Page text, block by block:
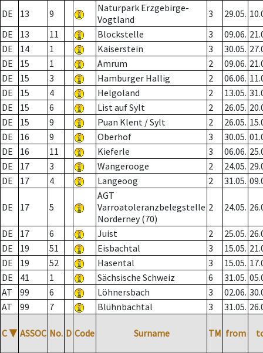
DE 13 9
Naturpark Erzgebirge-
Vogtland
3 29.05.
DE
13 11 Blockstelle 3 09.06.
DE
14 1 Kaiserstein 3 30.05.
DE
15 1 Amrum 2 09.06.
DE
15 3 Hamburger Hallig 2 06.06.
DE
15 4 Helgoland 2 13.05.
DE
15 6 List auf Sylt 2 26.05.
DE
15 9 Puan Klent / Sylt 2 26.05.
DE
16 9 Oberhof 3 30.05.
DE
16 11 Kieferle 3 06.06.
DE
17 3 Wangerooge 2 24.05.
DE
17 4 Langeoog 2 31.05.
DE 17 5
AGT
Varroatoleranzbelegstelle
Norderney (70)
2 24.05.
DE 17 6 Juist 2 25.05.
DE
19 51 Eisbachtal 3 15.05.
DE
19 52 Hasental 3 15.05.
DE
41 1 Sächsische Schweiz 6 31.05.
AT
99 6 Löhnersbach 3 02.06.
AT
99 7 Blühnbachtal 3 31.05.
C ▼ ASSOC No. D Code Surname TM from